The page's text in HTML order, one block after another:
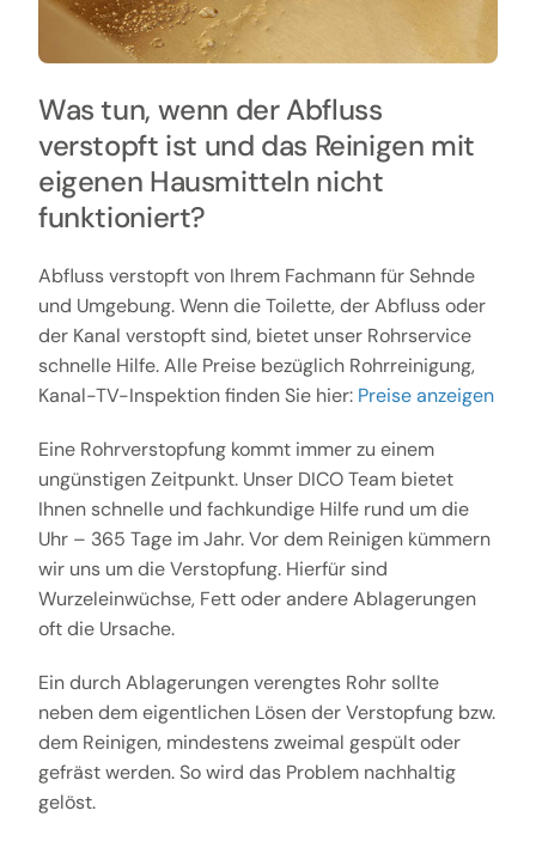
Was tun, wenn der Abfluss
verstopft ist und das Reinigen mit
eigenen Hausmitteln nicht
funktioniert?
Abfluss verstopft von Ihrem Fachmann für Sehnde
und Umgebung. Wenn die Toilette, der Abfluss oder
der Kanal verstopft sind, bietet unser Rohrservice
schnelle Hilfe. Alle Preise bezüglich Rohrreinigung,
Kanal-TV-Inspektion finden Sie hier: Preise anzeigen
Eine Rohrverstopfung kommt immer zu einem
ungünstigen Zeitpunkt. Unser DICO Team bietet
Ihnen schnelle und fachkundige Hilfe rund um die
Uhr – 365 Tage im Jahr. Vor dem Reinigen kümmern
wir uns um die Verstopfung. Hierfür sind
Wurzeleinwüchse, Fett oder andere Ablagerungen
oft die Ursache.
Ein durch Ablagerungen verengtes Rohr sollte
neben dem eigentlichen Lösen der Verstopfung bzw.
dem Reinigen, mindestens zweimal gespült oder
gefräst werden. So wird das Problem nachhaltig
gelöst.